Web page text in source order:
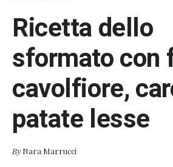
Ricetta dello
sformato con
cavolfiore,
patate lesse
By Nara Marrucci